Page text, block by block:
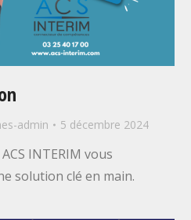
admin 5 décembre 2024
INTERIM vous
solution clé en main.